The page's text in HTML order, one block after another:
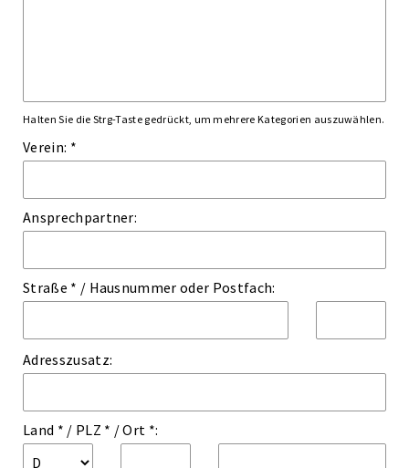
Halten Sie die Strg-Taste gedrückt, um mehrere Kategorien auszuwählen.
Verein: *
Ansprechpartner:
Straße * / Hausnummer oder Postfach:
Adresszusatz:
Land * / PLZ * /Ort *: